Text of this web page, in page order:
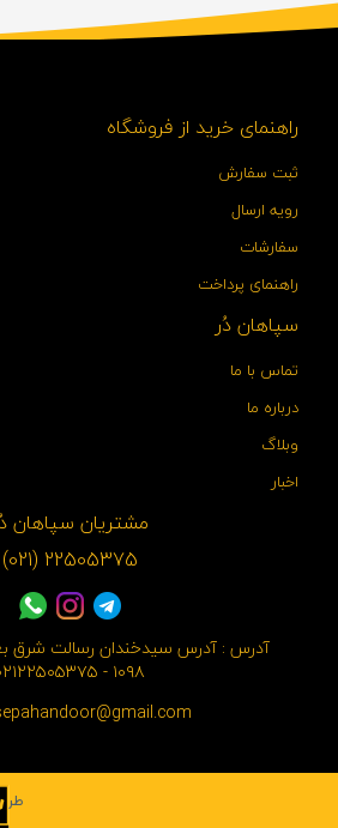
راهنمای خرید از فروشگاه
ثبت سفارش
رویه ارسال
سفارشات
راهنمای پرداخت
سپاهان دُر
تماس با ما
درباره ما
وبلاگ
اخبار
مشتریان سپاهان
22505375 (021)
آدرس : آدرس سیدخندان رسالت شرق
۱۰۹۸ - ۰۲۱۲۲۵۰۵۳۷۵